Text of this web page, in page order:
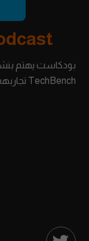
بودكاست يهتم
TechBench تجاربهم.x